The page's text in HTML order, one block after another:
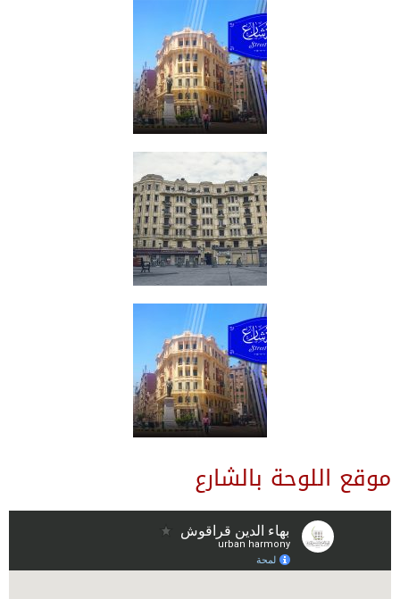
موقع اللوحة بالشارع